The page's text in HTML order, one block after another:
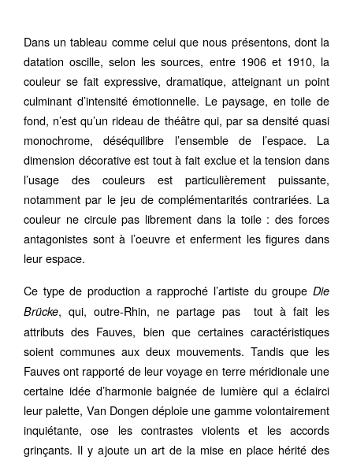
Dans un tableau comme celui que nous présentons, dont la
datation oscille, selon les sources, entre 1906 et 1910, la
couleur se fait expressive, dramatique, atteignant un point
culminant d’intensité émotionnelle. Le paysage, en toile de
fond, n’est qu’un rideau de théâtre qui, par sa densité quasi
monochrome, déséquilibre l’ensemble de l’espace. La
dimension décorative est tout à fait exclue et la tension dans
l’usage des couleurs est particulièrement puissante,
notamment par le jeu de complémentarités contrariées. La
couleur ne circule pas librement dans la toile : des forces
antagonistes sont à l’oeuvre et enferment les figures dans
leur espace.
Ce type de production a rapproché l’artiste du groupe Die
Brücke, qui, outre-Rhin, ne partage pas tout à fait les
attributs des Fauves, bien que certaines caractéristiques
soient communes aux deux mouvements. Tandis que les
Fauves ont rapporté de leur voyage en terre méridionale une
certaine idée d’harmonie baignée de lumière qui a éclairci
leur palette, Van Dongen déploie une gamme volontairement
inquiétante, ose les contrastes violents et les accords
grinçants. Il y ajoute un art de la mise en place hérité des